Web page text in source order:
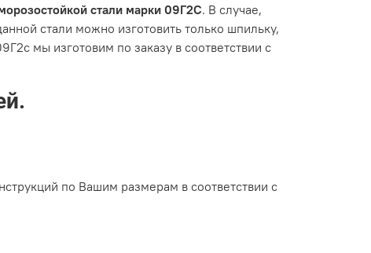
стали марки 09Г2С. В случае,
стали можно изготовить только шпильку,
мы изготовим по заказу в соответствии с
по Вашим размерам в соответствии с